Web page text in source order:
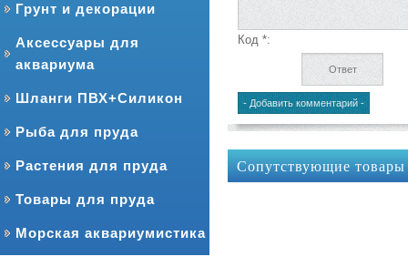
Грунт и декорации
Аксессуары для
аквариума
Шланги ПВХ+Силикон
Рыба для пруда
Растения для пруда
Товары для пруда
Морская аквариумистика
Код *:
Сопутствующие товары